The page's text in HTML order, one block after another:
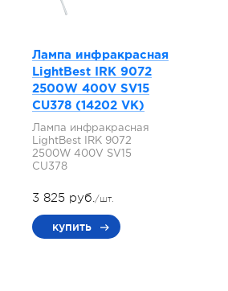
Лампа инфракрасная
LightBest IRK 9072
2500W 400V SV15
СU378 (14202 VK)
Лампа инфракрасная
LightBest IRK 9072
2500W 400V SV15
СU378
3 825 руб./шт.
купить